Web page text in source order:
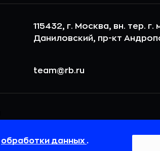
115432, г. Москва, вн. тер. г.
Даниловский, пр-кт
team@rb.ru
повышения удобства пользования
пользовательские данные
обработки данных .